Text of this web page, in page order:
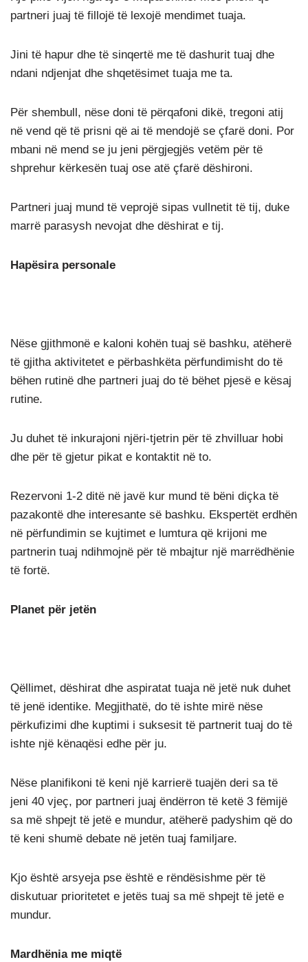
partneri juaj të fillojë të lexojë mendimet tuaja.
Jini të hapur dhe të sinqertë me të dashurit tuaj dhe
ndani ndjenjat dhe shqetësimet tuaja me ta.
Për shembull, nëse doni të përqafoni dikë, tregoni atij
në vend që të prisni që ai të mendojë se çfarë doni. Por
mbani në mend se ju jeni përgjegjës vetëm për të
shprehur kërkesën tuaj ose atë çfarë dëshironi.
Partneri juaj mund të veprojë sipas vullnetit të tij, duke
marrë parasysh nevojat dhe dëshirat e tij.
Hapësira personale
Nëse gjithmonë e kaloni kohën tuaj së bashku, atëherë
të gjitha aktivitetet e përbashkëta përfundimisht do të
bëhen rutinë dhe partneri juaj do të bëhet pjesë e kësaj
rutine.
Ju duhet të inkurajoni njëri-tjetrin për të zhvilluar hobi
dhe për të gjetur pikat e kontaktit në to.
Rezervoni 1-2 ditë në javë kur mund të bëni diçka të
pazakontë dhe interesante së bashku. Ekspertët erdhën
në përfundimin se kujtimet e lumtura që krijoni me
partnerin tuaj ndihmojnë për të mbajtur një marrëdhënie
të fortë.
Planet për jetën
Qëllimet, dëshirat dhe aspiratat tuaja në jetë nuk duhet
të jenë identike. Megjithatë, do të ishte mirë nëse
përkufizimi dhe kuptimi i suksesit të partnerit tuaj do të
ishte një kënaqësi edhe për ju.
Nëse planifikoni të keni një karrierë tuajën deri sa të
jeni 40 vjeç, por partneri juaj ëndërron të ketë 3 fëmijë
sa më shpejt të jetë e mundur, atëherë padyshim që do
të keni shumë debate në jetën tuaj familjare.
Kjo është arsyeja pse është e rëndësishme për të
diskutuar prioritetet e jetës tuaj sa më shpejt të jetë e
mundur.
Mardhënia me miqtë